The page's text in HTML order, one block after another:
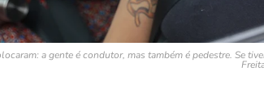
a gente é condutor, mas também é pedestre. Se